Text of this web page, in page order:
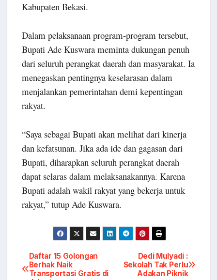
Kabupaten Bekasi.
Dalam pelaksanaan program-program tersebut,
Bupati Ade Kuswara meminta dukungan penuh
dari seluruh perangkat daerah dan masyarakat. Ia
menegaskan pentingnya keselarasan dalam
menjalankan pemerintahan demi kepentingan
rakyat.
“Saya sebagai Bupati akan melihat dari kinerja
dan kefatsunan. Jika ada ide dan gagasan dari
Bupati, diharapkan seluruh perangkat daerah
dapat selaras dalam melaksanakannya. Karena
Bupati adalah wakil rakyat yang bekerja untuk
rakyat,” tutup Ade Kuswara.
Post
Dedi Mulyadi :
Sekolah Tak Perlu
Adakan Piknik
Daftar 15 Golongan
Berhak Naik
Transportasi Gratis di